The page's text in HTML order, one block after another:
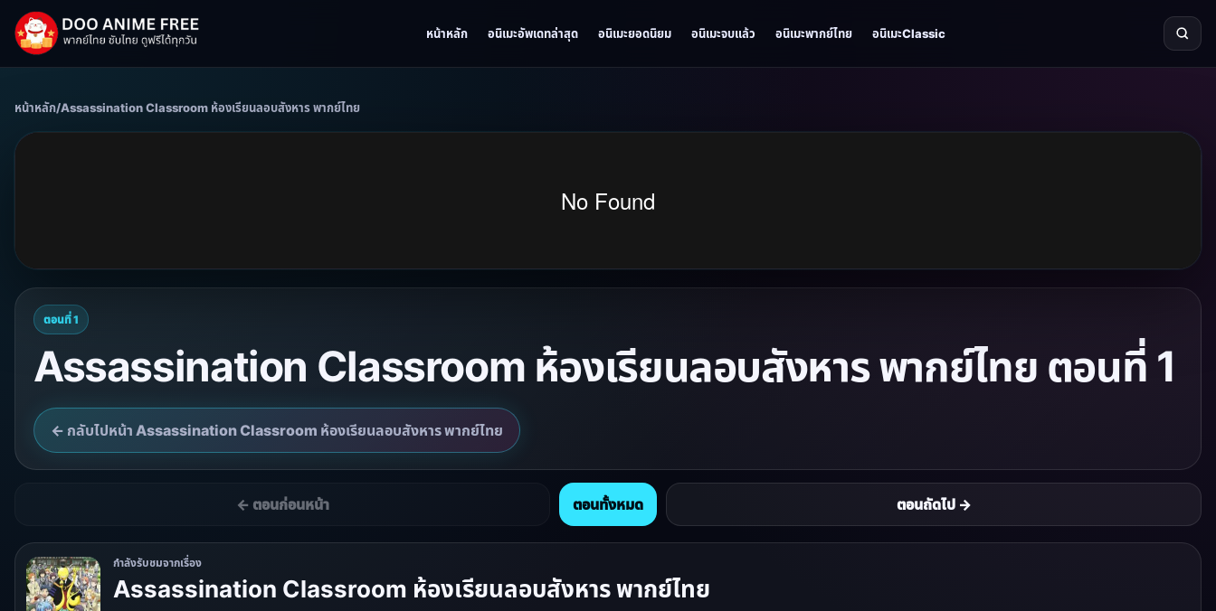
หน้าหลัก อนิเมะอัพเดทล่าสุด อนิเมะยอดนิยม อนิเมะจบแล้ว อนิเมะพากย์ไทย อนิเมะClassic
หน้าหลัก/Assassination Classroom ห้องเรียนลอบสังหาร พากย์ไทย
ตอนที่ 1
Assassination Classroom ห้องเรียนลอบสังหาร พากย์ไทย ตอนที่ 1
← กลับไปหน้า Assassination Classroom ห้องเรียนลอบสังหาร พากย์ไทย
← ตอนก่อนหน้า ตอนทั้งหมด ตอนถัดไป →
กำลังรับชมจากเรื่อง
Assassination Classroom ห้องเรียนลอบสังหาร พากย์ไทย